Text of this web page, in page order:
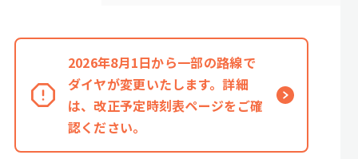
2026年8月1日から一部の路線で
ダイヤが変更いたします。詳細
は、改正予定時刻表ページをご確
認ください。